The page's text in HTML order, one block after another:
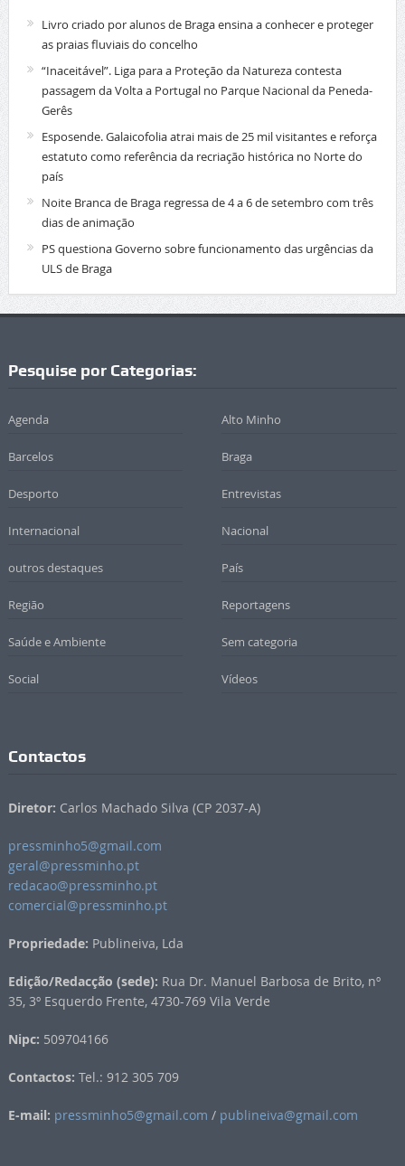
Livro criado por alunos de Braga ensina a conhecer e proteger
as praias fluviais do concelho
“Inaceitável”. Liga para a Proteção da Natureza contesta
passagem da Volta a Portugal no Parque Nacional da Peneda-
Gerês
Esposende. Galaicofolia atrai mais de 25 mil visitantes e reforça
estatuto como referência da recriação histórica no Norte do
país
Noite Branca de Braga regressa de 4 a 6 de setembro com três
dias de animação
PS questiona Governo sobre funcionamento das urgências da
ULS de Braga
Pesquise por Categorias:
Agenda Alto Minho
Barcelos Braga
Desporto Entrevistas
Internacional Nacional
outros destaques País
Região Reportagens
Saúde e Ambiente Sem categoria
Social Vídeos
Contactos
Diretor: Carlos Machado Silva (CP 2037-A)
pressminho5@gmail.com
geral@pressminho.pt
redacao@pressminho.pt
comercial@pressminho.pt
Propriedade: Publineiva, Lda
Edição/Redacção (sede): Rua Dr. Manuel Barbosa de Brito, nº
35, 3º Esquerdo Frente, 4730-769 Vila Verde
Nipc: 509704166
Contactos: Tel.: 912 305 709
E-mail: pressminho5@gmail.com / publineiva@gmail.com